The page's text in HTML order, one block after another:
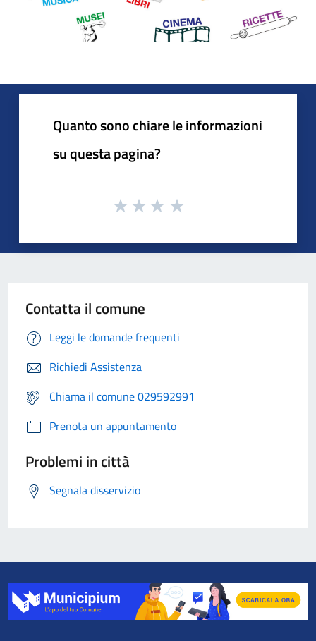
Quanto sono chiare le informazioni
su questa pagina?
Contatta il comune
Leggi le domande frequenti
Richiedi Assistenza
Chiama il comune 029592991
Prenota un appuntamento
Problemi in città
Segnala disservizio